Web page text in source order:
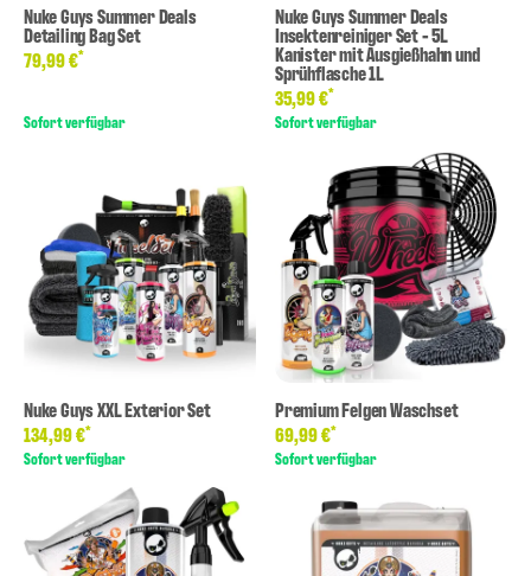
Nuke Guys Summer Deals
Detailing Bag Set
79,99 €*
Sofort verfügbar
Nuke Guys Summer Deals
Insektenreiniger Set - 5L
Kanister mit Ausgießhahn und
Sprühflasche 1L
35,99 €*
Sofort verfügbar
Nuke Guys XXL Exterior Set
134,99 €*
Sofort verfügbar
Premium Felgen Waschset
69,99 €*
Sofort verfügbar